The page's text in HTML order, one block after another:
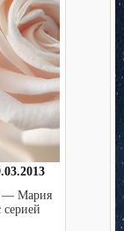
— Мария